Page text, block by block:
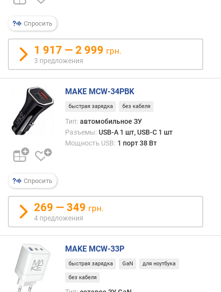
т
д
а
в
л
н
и
я
о
к
л
и
е
в
р
е
Спросить
1 917 — 2 999 грн.
3 предложения
Спросить
MAKE MCW-34PBK
быстрая зарядка без кабеля
Тип: автомобильное ЗУ
Разъемы: USB-A 1 шт, USB-C 1 шт
Мощность USB: 1 порт 38 Вт
269 — 349 грн.
4 предложения
MAKE MCW-33P
быстрая зарядка GaN для ноутбука
без кабеля